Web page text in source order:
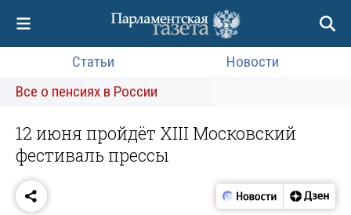
Статьи
Новости
Все о пенсиях в России
12 июня пройдёт XIII Московский
фестиваль прессы